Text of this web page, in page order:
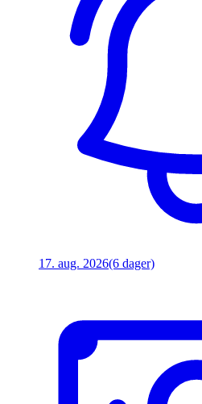
17. aug. 2026(6 dager)